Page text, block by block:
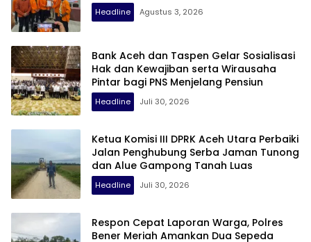
Headline Agustus 3, 2026
Bank Aceh dan Taspen Gelar Sosialisasi
Hak dan Kewajiban serta Wirausaha
Pintar bagi PNS Menjelang Pensiun
Headline Juli 30, 2026
Ketua Komisi III DPRK Aceh Utara Perbaiki
Jalan Penghubung Serba Jaman Tunong
dan Alue Gampong Tanah Luas
Headline Juli 30, 2026
Respon Cepat Laporan Warga, Polres
Bener Meriah Amankan Dua Sepeda